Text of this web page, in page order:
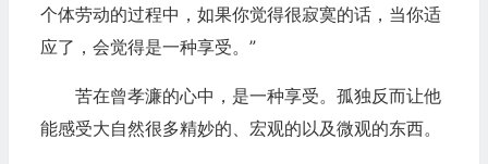
个体劳动的过程中，如果你觉得很寂寞的话，当你适
应了，会觉得是一种享受。”
苦在曾孝濂的心中，是一种享受。孤独反而让他
能感受大自然很多精妙的、宏观的以及微观的东西。